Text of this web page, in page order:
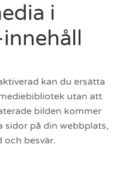
i
kan du ersätta
utan att
bilden kommer
sidor på din webbplats,
och besvär.